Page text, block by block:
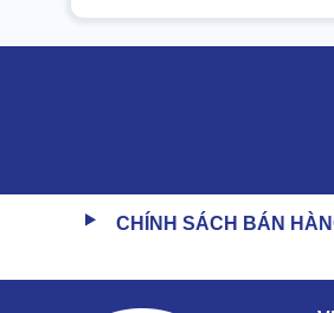
CHÍNH SÁCH BÁN